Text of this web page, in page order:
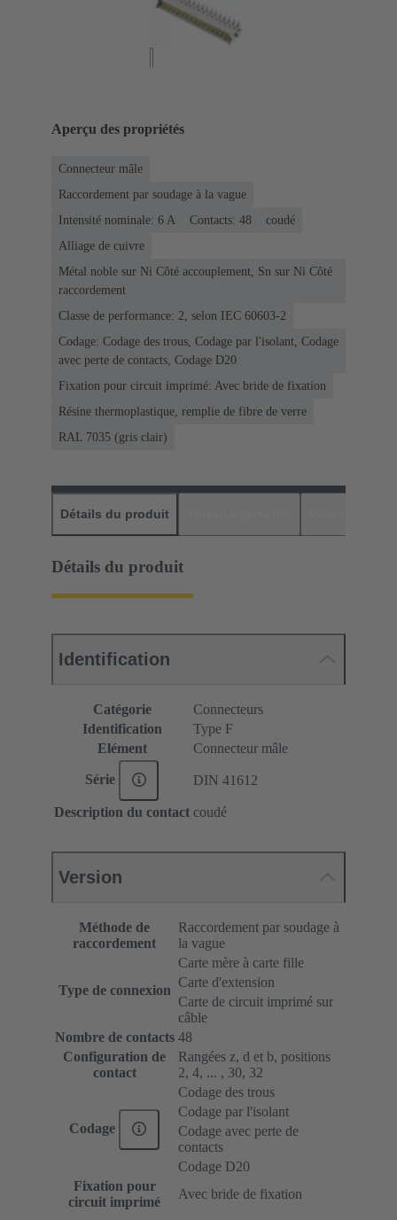
Aperçu des propriétés
Connecteur mâle
Raccordement par soudage à la vague
Intensité nominale: ‌6 A
Contacts: 48
coudé
Alliage de cuivre
Métal noble sur Ni Côté accouplement, Sn sur Ni Côté
raccordement
Classe de performance: 2, selon IEC 60603-2
Codage: Codage des trous, Codage par l'isolant, Codage
avec perte de contacts, Codage D20
Fixation pour circuit imprimé: Avec bride de fixation
Résine thermoplastique, remplie de fibre de verre
RAL 7035 (gris clair)
Détails du produit
Détails du produit
Identification
Catégorie
Connecteurs
Identification
Type F
Elément
Connecteur mâle
Série DIN 41612
Description du contact coudé
Version
Méthode de
raccordement
Raccordement par soudage à
la vague
Type de connexion
Carte mère à carte fille
Carte d'extension
Carte de circuit imprimé sur
câble
Nombre de contacts 48
Configuration de
contact
Rangées z, d et b, positions
2, 4, ... , 30, 32
Codage
Codage des trous
Codage par l'isolant
Codage avec perte de
contacts
Codage D20
Fixation pour
circuit imprimé
Avec bride de fixation